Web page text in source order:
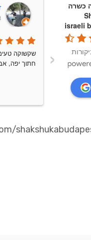
כשרה
israeli
חתוך יפה,
‹